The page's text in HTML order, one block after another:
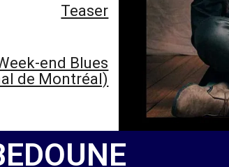
Teaser
end Blues
de Montréal)